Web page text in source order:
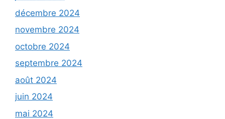
décembre 2024
novembre 2024
octobre 2024
septembre 2024
août 2024
juin 2024
mai 2024